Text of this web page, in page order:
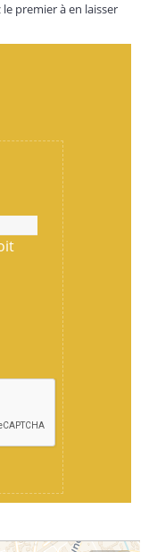
premier à en laisser